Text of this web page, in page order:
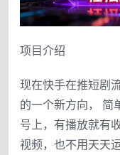
项目介绍
现在快手在推短剧
的一个新方向， 简
号上，有播放就有
视频，也不用天天